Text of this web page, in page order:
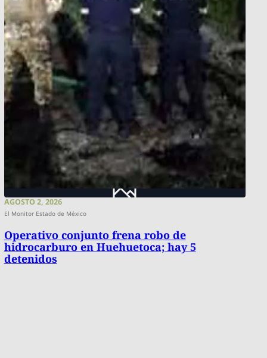
AGOSTO 2, 2026
El Monitor Estado de México
​Operativo conjunto frena robo de
hidrocarburo en Huehuetoca; hay 5
detenidos